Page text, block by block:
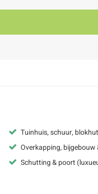
Tuinhuis, schuur,
Overkapping, bijgebouw
Schutting & poort